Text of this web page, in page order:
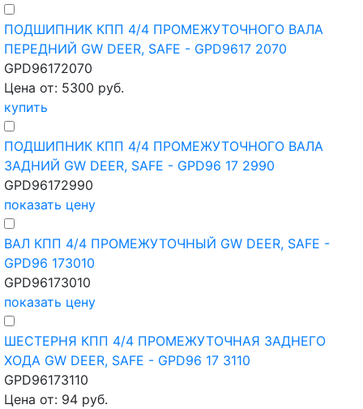
ПОДШИПНИК КПП 4/4 ПРОМЕЖУТОЧНОГО ВАЛА
ПЕРЕДНИЙ GW DEER, SAFE - GPD9617 2070
GPD96172070
Цена от: 5300 руб.
купить
ПОДШИПНИК КПП 4/4 ПРОМЕЖУТОЧНОГО ВАЛА
ЗАДНИЙ GW DEER, SAFE - GPD96 17 2990
GPD96172990
показать цену
ВАЛ КПП 4/4 ПРОМЕЖУТОЧНЫЙ GW DEER, SAFE -
GPD96 173010
GPD96173010
показать цену
ШЕСТЕРНЯ КПП 4/4 ПРОМЕЖУТОЧНАЯ ЗАДНЕГО
ХОДА GW DEER, SAFE - GPD96 17 3110
GPD96173110
Цена от: 94 руб.